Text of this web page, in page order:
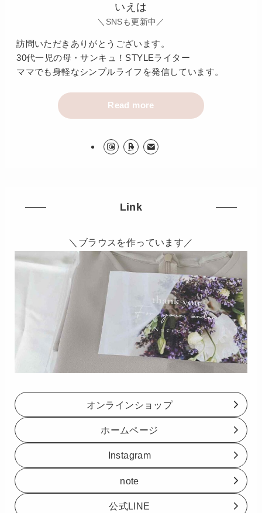
いえは
＼SNSも更新中／
訪問いただきありがとうございます。
30代一児の母・サンキュ！STYLEライター
ママでも身軽なシンプルライフを発信しています。
Read more
Link
＼ブラウスを作っています／
オンラインショップ
ホームページ
Instagram
note
公式LINE